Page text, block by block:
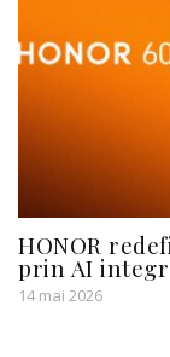
HONOR
prin AI
14 mai 2026